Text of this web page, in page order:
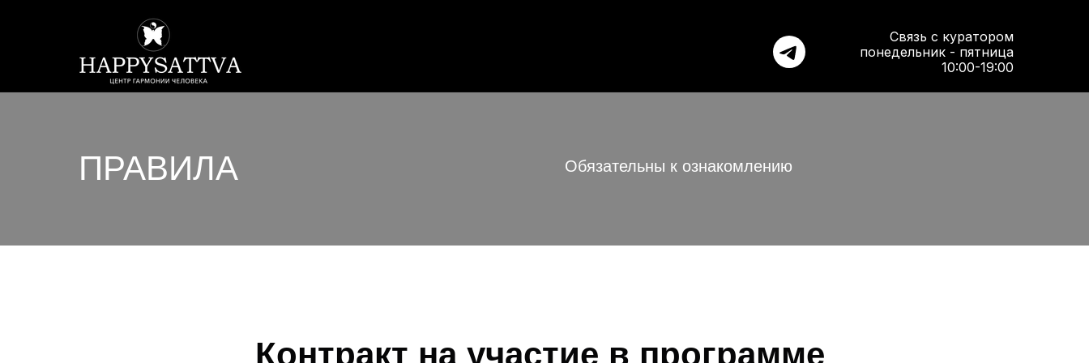
Связь с куратором
понедельник - пятница
10:00-19:00
ПРАВИЛА Обязательны к ознакомлению
Контракт на участие в программе